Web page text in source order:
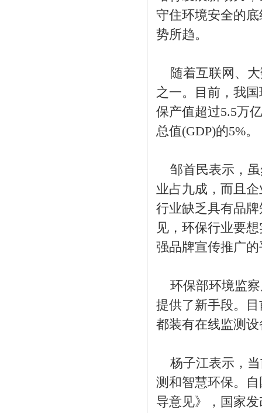
守住环境安全的
势所趋。
随着互联网、大
之一。目前，我
保产值超过5.5万
总值(GDP)的5%。
邹首民表示，虽
业占九成，而且
行业缺乏具有品
见，环保行业要
强品牌宣传推广
环保部环境监察
提供了新手段。
都装有在线监测
杨子江表示，当
测和智慧环保。
导意见》，国家